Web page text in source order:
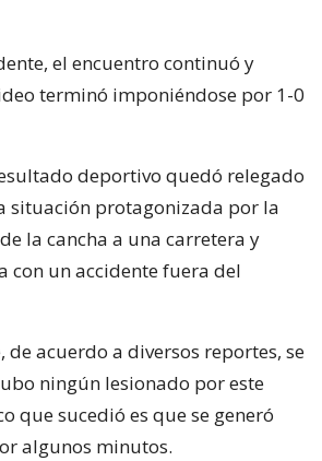
el encuentro continuó y
terminó imponiéndose por 1-0
deportivo quedó relegado
situación protagonizada por la
la cancha a una carretera y
con un accidente fuera del
de acuerdo a diversos reportes, se
ningún lesionado por este
que sucedió es que se generó
algunos minutos.